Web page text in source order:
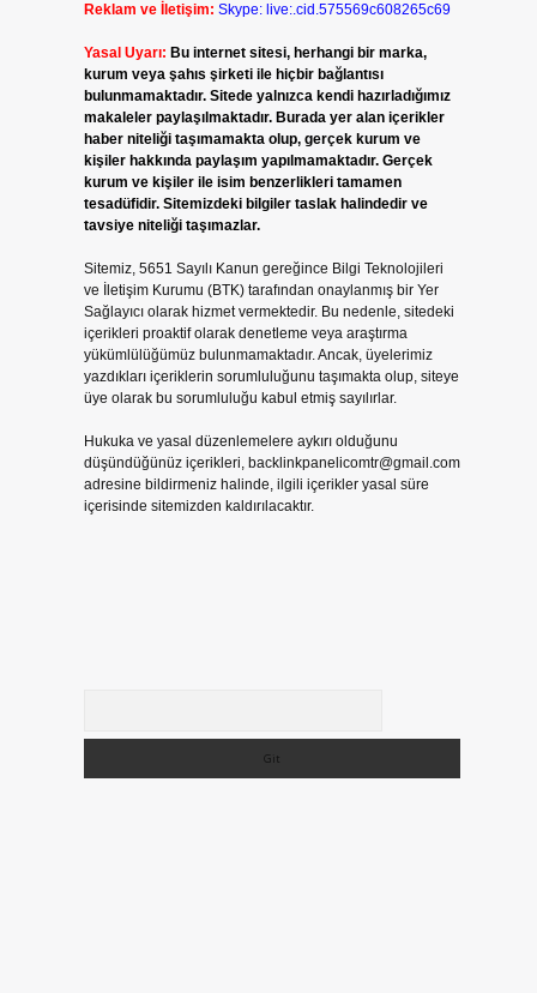
Reklam ve İletişim: Skype: live:.cid.575569c608265c69
Yasal Uyarı: Bu internet sitesi, herhangi bir marka,
kurum veya şahıs şirketi ile hiçbir bağlantısı
bulunmamaktadır. Sitede yalnızca kendi hazırladığımız
makaleler paylaşılmaktadır. Burada yer alan içerikler
haber niteliği taşımamakta olup, gerçek kurum ve
kişiler hakkında paylaşım yapılmamaktadır. Gerçek
kurum ve kişiler ile isim benzerlikleri tamamen
tesadüfidir. Sitemizdeki bilgiler taslak halindedir ve
tavsiye niteliği taşımazlar.
Sitemiz, 5651 Sayılı Kanun gereğince Bilgi Teknolojileri
ve İletişim Kurumu (BTK) tarafından onaylanmış bir Yer
Sağlayıcı olarak hizmet vermektedir. Bu nedenle, sitedeki
içerikleri proaktif olarak denetleme veya araştırma
yükümlülüğümüz bulunmamaktadır. Ancak, üyelerimiz
yazdıkları içeriklerin sorumluluğunu taşımakta olup, siteye
üye olarak bu sorumluluğu kabul etmiş sayılırlar.
Hukuka ve yasal düzenlemelere aykırı olduğunu
düşündüğünüz içerikleri, backlinkpanelicomtr@gmail.com
adresine bildirmeniz halinde, ilgili içerikler yasal süre
içerisinde sitemizden kaldırılacaktır.